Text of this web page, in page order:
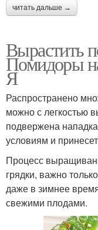
читать дальше →
Вырастить
Помидоры
Я
Распространено
можно с легкостью
подвержена
условиям и
Процесс
грядки, важно
даже в зимнее
свежими плодами.